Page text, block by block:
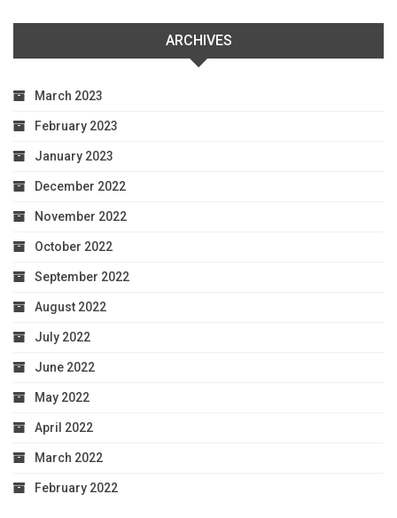
ARCHIVES
March 2023
February 2023
January 2023
December 2022
November 2022
October 2022
September 2022
August 2022
July 2022
June 2022
May 2022
April 2022
March 2022
February 2022